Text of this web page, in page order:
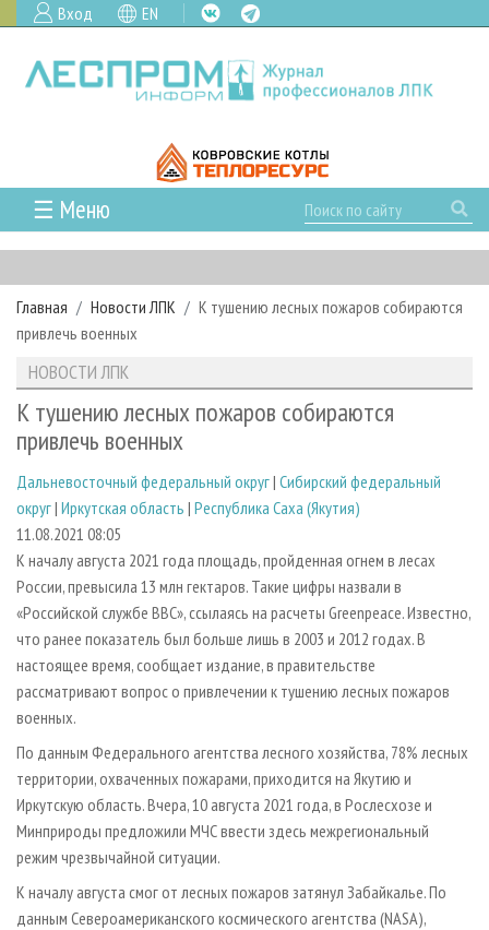
Вход EN
☰ Меню
ГЛАВНАЯ
РУБРИКИ И ТЕМЫ
РУБРИКИ ЖУРНАЛА
ЛЕСОЗАГОТОВКА
ЛЕСОПИЛЕНИЕ
СУШКА ДРЕВЕСИНЫ
ПРОИЗВОДСТВО ДРЕВЕСНЫХ ПЛИТ
ДЕРЕВЯННОЕ ДОМОСТРОЕНИЕ
ПРОИЗВОДСТВО МЕБЕЛИ
БИОЭНЕРГЕТИКА
ЦБП
ИНСТРУМЕНТ И МАТЕРИАЛЫ
НОВОСТИ
НОВОСТИ ЛПК
НОВОСТИ ЖУРНАЛА
ПРОЕКТЫ ЛПИ
АНАЛИТИКА
ПРЕДПРИЯТИЯ ЛПК
ПЕРСОНЫ
МОБИЛЬНЫЕ ВЫСТАВКИ
ОФИЦИАЛЬНЫЕ ДЕЛЕГАЦИИ
ПРИОРИТЕТНЫЕ ИНВЕСТПРОЕКТЫ
RUSSIAN FORESTRY REVIEW
ГАЗЕТА ЛЕСПРОМФОРУМ
БИБЛИОТЕКА СПЕЦИАЛИСТА
АРХИВ ЖУРНАЛОВ
О ЖУРНАЛЕ
КОНТАКТЫ
РЕКЛАМОДАТЕЛЯМ
РЕКЛАМА
РЕКЛАМА НА САЙТЕ
Главная Новости ЛПК
К тушению лесных пожаров собираются
привлечь военных
НОВОСТИ ЛПК
К тушению лесных пожаров собираются
привлечь военных
Дальневосточный федеральный округ| Сибирский федеральный
округ| Иркутская область | Республика Саха (Якутия)
11.08.2021 08:05
К началу августа 2021 года площадь, пройденная огнем в лесах
России, превысила 13 млн гектаров. Такие цифры назвали в
«Российской службе BBC», ссылаясь на расчеты Greenpeace. Известно,
что ранее показатель был больше лишь в 2003 и 2012 годах. В
настоящее время, сообщает издание, в правительстве
рассматривают вопрос о привлечении к тушению лесных пожаров
военных.
По данным Федерального агентства лесного хозяйства, 78% лесных
территории, охваченных пожарами, приходится на Якутию и
Иркутскую область. Вчера, 10 августа 2021 года, в Рослесхозе и
Минприроды предложили МЧС ввести здесь межрегиональный
режим чрезвычайной ситуации.
К началу августа смог от лесных пожаров затянул Забайкалье. По
данным Североамериканского космического агентства (NASA),